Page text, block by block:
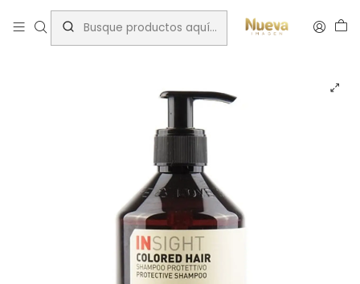
Inicio Tratamientos capilares Marcas
INSIGHT SHAMPOO PROTECTOR COLOR 400 ML